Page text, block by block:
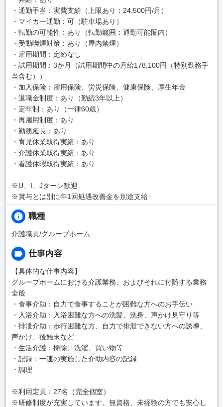
・通勤手当：実費支給（上限あり：24,500円/月）
・マイカー通勤：可（駐車場あり）
・転勤の可能性：あり（転勤範囲：通勤可能圏内）
・受動喫煙対策：あり（屋内禁煙）
・雇用期間：定めなし
・試用期間：3か月（試用期間中の月給178,100円（特別勤務手
当含む））
・加入保険：雇用保険、労災保険、健康保険、厚生年金
・退職金制度：あり（勤続3年以上）
・定年制：あり（一律60歳）
・再雇用制度：あり
・勤務延長：あり
・育児休業取得実績：あり
・介護休業取得実績：あり
・看護休暇取得実績：あり
※U、I、Jターン歓迎
※賞与とは別に年1回処遇改善金を別途支給
職種
介護職員/グループホーム
仕事内容
【具体的な仕事内容】
グループホームにおける介護業務、およびそれに付随する業務
全般
・食事介助：自力で食事することが困難な方へのお手伝い
・入浴介助：入浴困難な方への洗髪、洗身、声かけ見守り等
・排泄介助：歩行困難な方、自力で排泄できない方への誘導、
声かけ、後始末など
・生活介護：掃除、洗濯、買い物等
・記録：一連の実施した介助内容の記録
・調理
※利用定員：27名（完全個室）
※研修制度が充実しています。無資格、未経験の方でも安心し